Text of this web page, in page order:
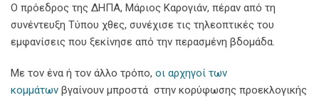
Ο πρόεδρος της ΔΗΠΑ, Μάριος Καρογιάν, πέραν από τη
συνέντευξη Τύπου χθες, συνέχισε τις τηλεοπτικές του
εμφανίσεις που ξεκίνησε από την περασμένη βδομάδα.
Με τον ένα ή τον άλλο τρόπο, οι αρχηγοί των
κομμάτων βγαίνουν μπροστά στην κορύφωσης προεκλογικής